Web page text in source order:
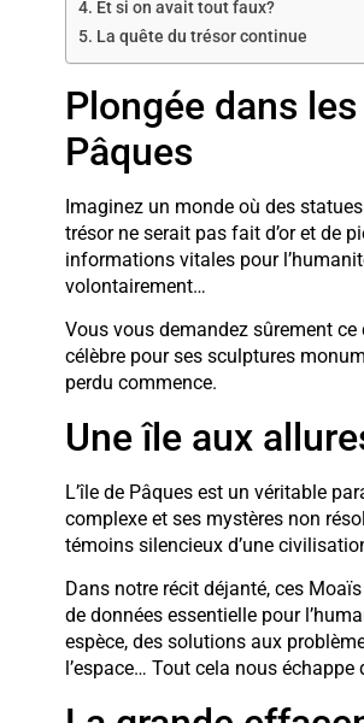
Et si on avait tout faux?
La quête du trésor continue
Plongée dans
Pâques
Imaginez un monde où des
trésor ne serait pas fait d’or et de
informations vitales pour
volontairement…
Vous vous demandez sûrement
célèbre pour ses sculptures
perdu commence.
Une île aux
L’île de Pâques est un véritable
complexe et ses mystères non
témoins silencieux d’une
Dans notre récit déjanté, ces
de données essentielle pour
espèce, des solutions aux
l’espace… Tout cela nous